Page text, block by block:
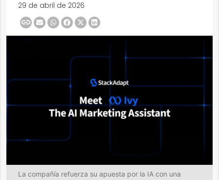
29 de abril de 2026
La compañía refuerza su apuesta por la IA con una